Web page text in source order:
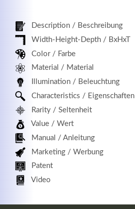
Description / Beschreibung
Width-Height-Depth / BxHxT
Color / Farbe
Material / Material
Illumination / Beleuchtung
Characteristics / Eigenschaften
Rarity / Seltenheit
Value / Wert
Manual / Anleitung
Marketing / Werbung
Patent
Video